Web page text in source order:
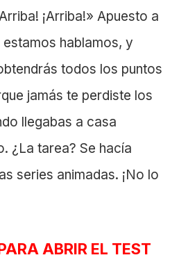
¡Arriba!» Apuesto a
hablamos, y
todos los puntos
jamás te perdiste los
llegabas a casa
¿La tarea? Se hacía
series animadas. ¡No lo
ABRIR EL TEST